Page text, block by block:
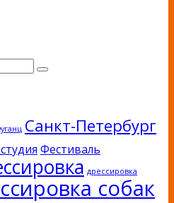
Санкт-Петербург
Фестиваль
дрессировка
собак